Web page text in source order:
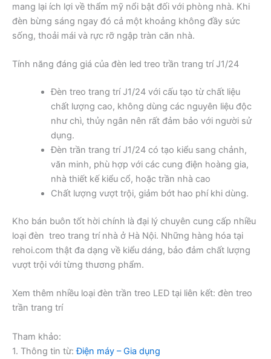
mang lại ích lợi về thẩm mỹ nổi bật đối với phòng nhà. Khi
đèn bừng sáng ngay đó cả một khoảng không đầy sức
sống, thoải mái và rực rỡ ngập tràn căn nhà.
Tính năng đáng giá của đèn led treo trần trang trí J1/24
Đèn treo trang trí J1/24 với cấu tạo từ chất liệu
chất lượng cao, không dùng các nguyên liệu độc
như chì, thủy ngân nên rất đảm bảo với người sử
dụng.
Đèn trần trang trí J1/24 có tạo kiểu sang chảnh,
văn minh, phù hợp với các cung điện hoàng gia,
nhà thiết kế kiểu cổ, hoặc trần nhà cao
Chất lượng vượt trội, giảm bớt hao phí khi dùng.
Kho bán buôn tốt hời chính là đại lý chuyên cung cấp nhiều
loại đèn treo trang trí nhà ở Hà Nội. Những hàng hóa tại
rehoi.com thật đa dạng về kiểu dáng, bảo đảm chất lượng
vượt trội với từng thương phẩm.
Xem thêm nhiều loại đèn trần treo LED tại liên kết: đèn treo
trần trang trí
Tham khảo:
1. Thông tin từ:Điện máy – Gia dụng